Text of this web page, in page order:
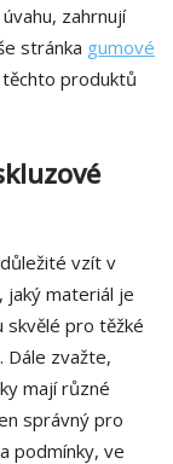
zahrnují
stránka gumové
produktů
vzít v
jaký materiál je
skvělé pro těžké
zvažte,
mají různé
správný pro
podmínky, ve